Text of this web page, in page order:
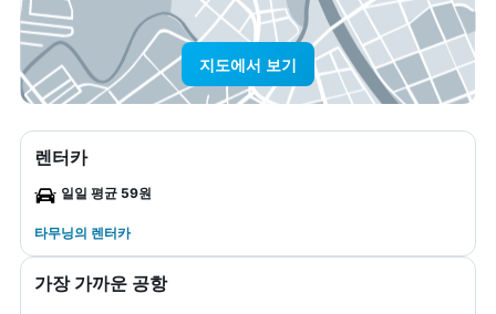
지도에서 보기
렌터카
일일 평균 59원
타무닝​의 렌터카
가장 가까운 공항